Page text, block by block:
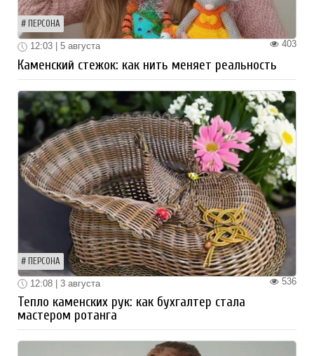
ПЕРСОНА
403
12:03 | 5 августа
Каменский стежок: как нить меняет реальность
ПЕРСОНА
536
12:08 | 3 августа
Тепло каменских рук: как бухгалтер стала
мастером ротанга